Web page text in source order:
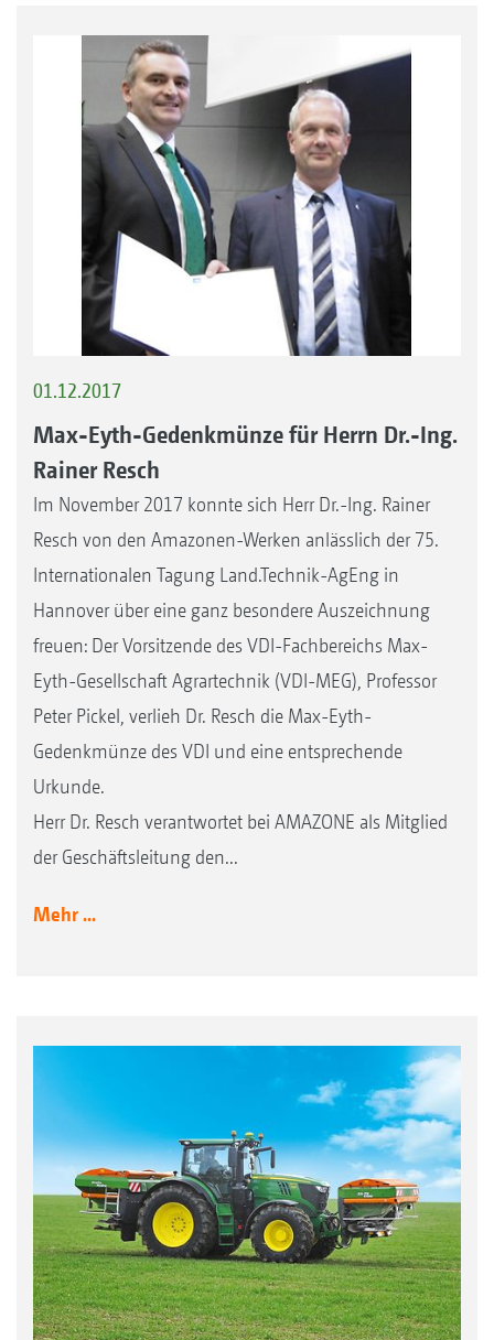
01.12.2017
Max-Eyth-Gedenkmünze für Herrn Dr.-Ing.
Rainer Resch
Im November 2017 konnte sich Herr Dr.-Ing. Rainer
Resch von den Amazonen-Werken anlässlich der 75.
Internationalen Tagung Land.Technik-AgEng in
Hannover über eine ganz besondere Auszeichnung
freuen: Der Vorsitzende des VDI-Fachbereichs Max-
Eyth-Gesellschaft Agrartechnik (VDI-MEG), Professor
Peter Pickel, verlieh Dr. Resch die Max-Eyth-
Gedenkmünze des VDI und eine entsprechende
Urkunde.
Herr Dr. Resch verantwortet bei AMAZONE als Mitglied
der Geschäftsleitung den...
Mehr ...